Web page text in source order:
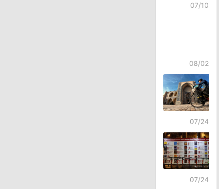
07/10
08/02
07/24
07/24